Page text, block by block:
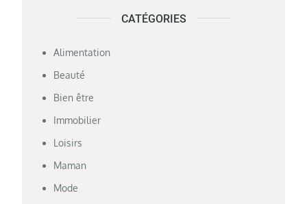
CATÉGORIES
Alimentation
Beauté
Bien être
Immobilier
Loisirs
Maman
Mode